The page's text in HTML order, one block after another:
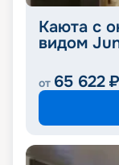
Каюта с
видом
от 65 622 ₽